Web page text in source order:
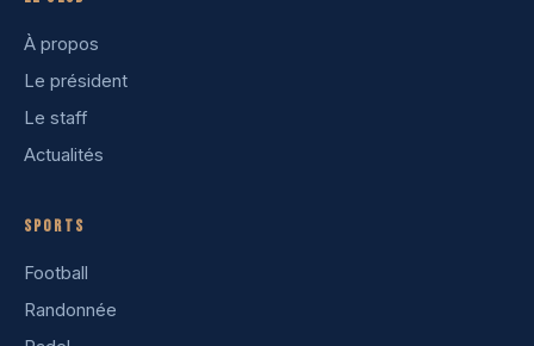
À propos
Le président
Le staff
Actualités
Sports
Football
Randonnée